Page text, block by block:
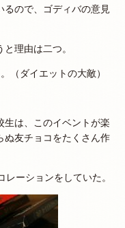
るので、ゴディバの意見
理由は二つ。
（ダイエットの大敵）
生は、このイベントが楽
ぬ友チョコをたくさん作
ーションをしていた。